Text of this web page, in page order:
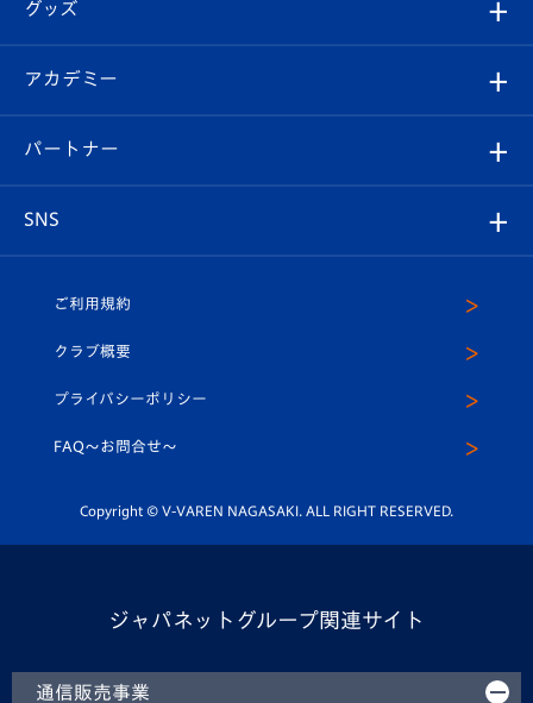
チケット
イベント
メディア
ホームタウン
スタッフプロフィール
マスコット紹介
平和祈念活動
ホームタウン活動
Revive Team
ヴィヴィくんの長崎おもてなしガイド
フォトギャラリー
スタジアムグルメ
V-LOVERS（ファンクラブ）
プレイヤーズスイート
グッズ
オンラインショップ
店舗情報
アカデミー
育成からのお知らせ
U-18
スクール
パートナー
SNS
ヴィヴィくんインスタグラム
公式LINE＠
ご利用規約
クラブ概要
プライバシーポリシー
FAQ〜お問合せ〜
Copyright © V-VAREN NAGASAKI. ALL RIGHT RESERVED.
ジャパネットグループ関連サイト
通信販売事業